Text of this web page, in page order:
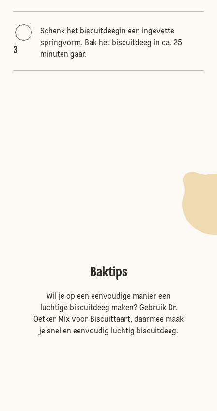
3
Schenk het biscuitdeegin een ingevette
springvorm. Bak het biscuitdeeg in ca. 25
minuten gaar.
Baktips
Wil je op een eenvoudige manier een
luchtige biscuitdeeg maken? Gebruik Dr.
Oetker Mix voor Biscuittaart, daarmee maak
je snel en eenvoudig luchtig biscuitdeeg.